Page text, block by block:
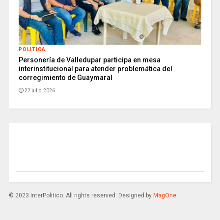
POLITICA
Personería de Valledupar participa en mesa
interinstitucional para atender problemática del
corregimiento de Guaymaral
22 julio, 2026
© 2023 InterPolitico. All rights reserved. Designed by MagOne